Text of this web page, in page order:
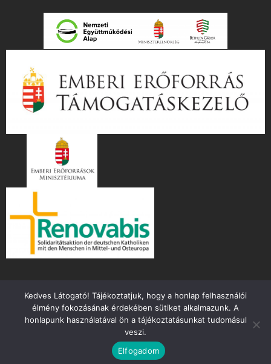
Copyright ©2026 mente.hu
Kedves Látogató! Tájékoztatjuk, hogy a honlap felhasználói
élmény fokozásának érdekében sütiket alkalmazunk. A
honlapunk használatával ön a tájékoztatásunkat tudomásul
veszi.
Elfogadom